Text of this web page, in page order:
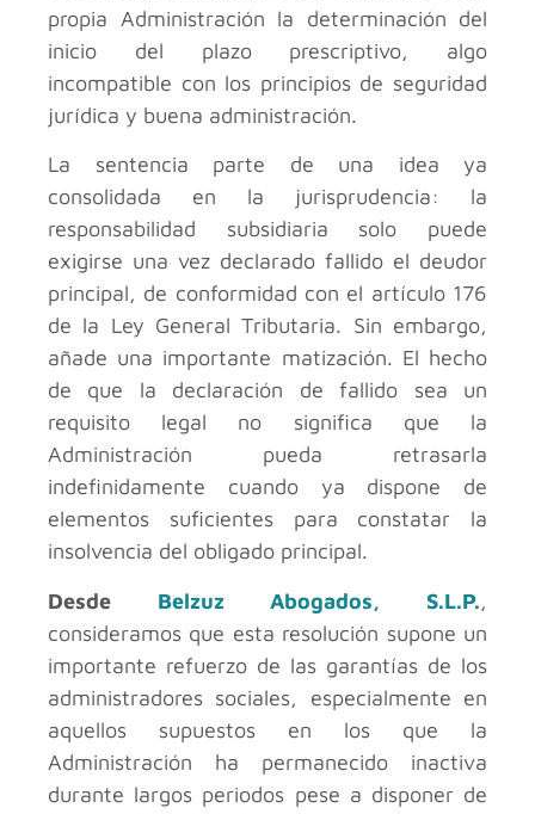
propia Administración la determinación del
inicio del plazo prescriptivo, algo
incompatible con los principios de seguridad
jurídica y buena administración.
La sentencia parte de una idea ya
consolidada en la jurisprudencia: la
responsabilidad subsidiaria solo puede
exigirse una vez declarado fallido el deudor
principal, de conformidad con el artículo 176
de la Ley General Tributaria. Sin embargo,
añade una importante matización. El hecho
de que la declaración de fallido sea un
requisito legal no significa que la
Administración pueda retrasarla
indefinidamente cuando ya dispone de
elementos suficientes para constatar la
insolvencia del obligado principal.
Desde Belzuz Abogados, S.L.P.,
consideramos que esta resolución supone un
importante refuerzo de las garantías de los
administradores sociales, especialmente en
aquellos supuestos en los que la
Administración ha permanecido inactiva
durante largos periodos pese a disponer de